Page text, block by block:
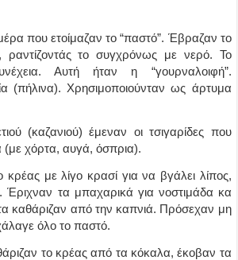
που ετοίμαζαν το “παστό”. Έβραζαν το
ραντίζοντάς το συγχρόνως με νερό. Το
Αυτή ήταν η “γουρναλοιφή”.
(πήλινα). Χρησιμοποιούνταν ως άρτυμα
(καζανιού) έμεναν οι τσιγαρίδες που
(με χόρτα, αυγά, όσπρια).
κρέας με λίγο κρασί για να βγάλει λίπος,
τα μπαχαρικά για νοστιμάδα κα
καθάριζαν από την καπνιά. Πρόσεχαν μη
όλο το παστό.
το κρέας από τα κόκαλα, έκοβαν τα